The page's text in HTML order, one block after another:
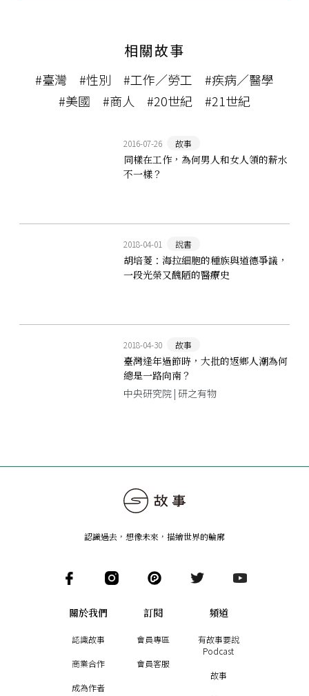
相關故事
#臺灣 #性別 #工作／勞工
#疾病／醫學
#美國
#商人 #20世紀 #21世紀
2016-07-26 故事
同樣在工作，為何男人和女人領的薪水
不一樣？
2018-04-01 說書
胡培菱：海拉細胞的種族與道德爭議，
一段光榮又醜陋的醫療史
2018-04-30 故事
臺灣逢年過節時，大批的返鄉人潮為何
總是一路向南？
中央研究院 | 研之有物
認識過去，想像未來 ， 描繪世界的輪廓
關於我們
認識故事
商業合作
成為作者
訂閱
會員專區
會員客服
頻道
有故事要說
Podcast
故事